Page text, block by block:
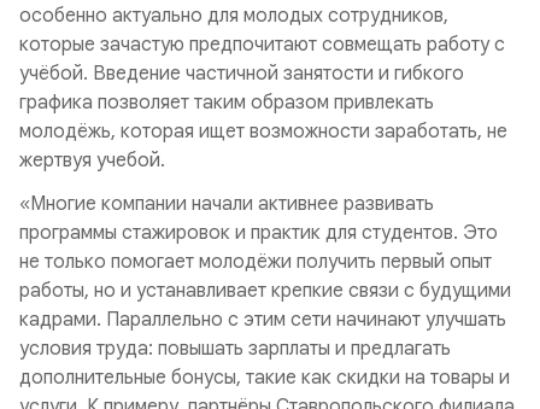
особенно актуально для молодых сотрудников,
которые зачастую предпочитают совмещать работу с
учёбой. Введение частичной занятости и гибкого
графика позволяет таким образом привлекать
молодёжь, которая ищет возможности заработать, не
жертвуя учебой.
«Многие компании начали активнее развивать
программы стажировок и практик для студентов. Это
не только помогает молодёжи получить первый опыт
работы, но и устанавливает крепкие связи с будущими
кадрами. Параллельно с этим сети начинают улучшать
условия труда: повышать зарплаты и предлагать
дополнительные бонусы, такие как скидки на товары и